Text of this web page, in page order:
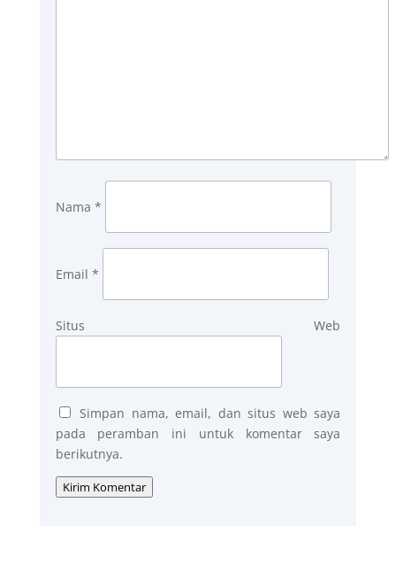
Nama *
Email *
Situs Web
Simpan nama, email, dan situs web saya
pada peramban ini untuk komentar saya
berikutnya.
Kirim Komentar